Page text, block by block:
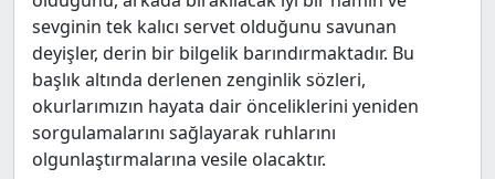
sevginin tek kalıcı servet olduğunu savunan
deyişler, derin bir bilgelik barındırmaktadır. Bu
başlık altında derlenen zenginlik sözleri,
okurlarımızın hayata dair önceliklerini yeniden
sorgulamalarını sağlayarak ruhlarını
olgunlaştırmalarına vesile olacaktır.